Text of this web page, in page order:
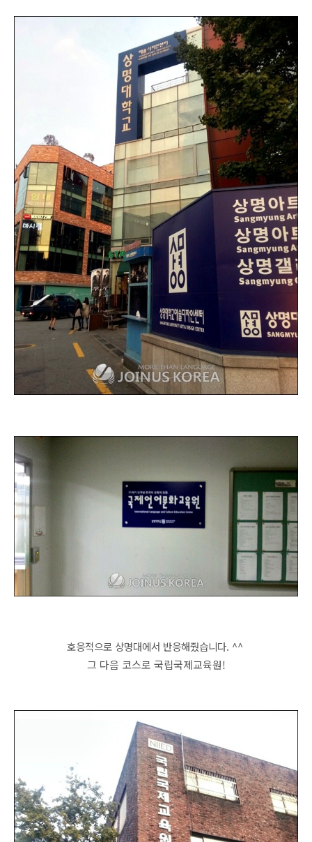
호응적으로 상명대에서 반응해줬습니다. ^^
그 다음 코스로 국립국제교육원!